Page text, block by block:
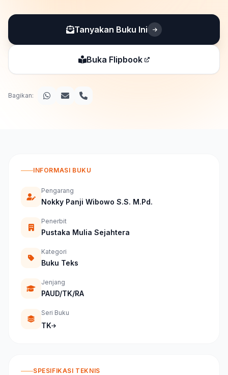
mengimplementasikan Kurikulum Merdeka Fase
Pondasi secara utuh dan menyenangkan. Dirancang
khusus untuk menstimulasi …
Tanyakan Buku Ini
Buka Flipbook
Bagikan:
INFORMASI BUKU
Pengarang
Nokky Panji Wibowo S.S. M.Pd.
Penerbit
Pustaka Mulia Sejahtera
Kategori
Buku Teks
Jenjang
PAUD/TK/RA
Seri Buku
TK
SPESIFIKASI TEKNIS